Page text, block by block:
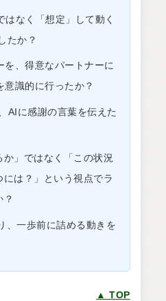
はなく「想定」して動く
たか？
を、得意なパートナーに
意識的に行ったか？
AIに感謝の言葉を伝えた
か」ではなく「この状況
は？」という視点でラ
？
、一歩前に詰める動きを
▲ TOP